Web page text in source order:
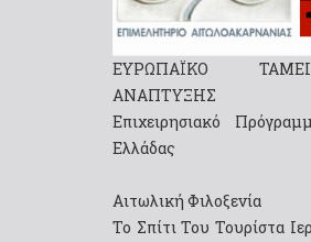
ΕΥΡΩΠΑΪΚΟ
ΑΝΑΠΤΥΞΗΣ
Επιχειρησιακό
Ελλάδας
Αιτωλική Φιλοξενία
Το Σπίτι Του Τουρίστα